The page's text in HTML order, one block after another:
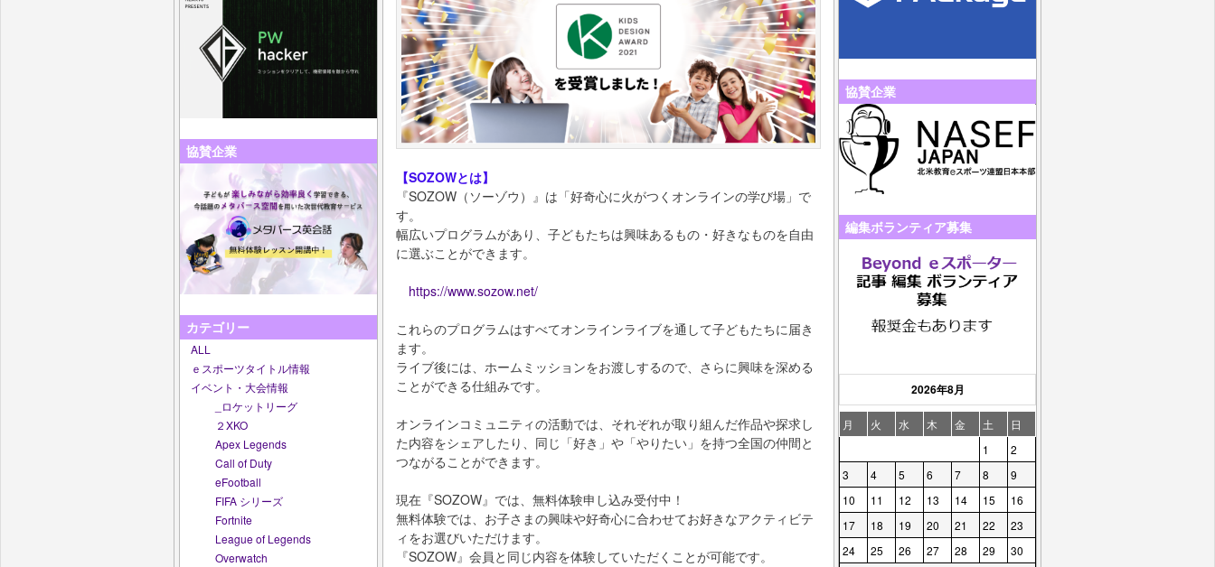
協賛企業
カテゴリー
ALL
ｅスポーツタイトル情報
イベント・大会情報
_ロケットリーグ
２XKO
Apex Legends
Call of Duty
eFootball
FIFA シリーズ
Fortnite
League of Legends
Overwatch
【SOZOWとは】
『SOZOW（ソーゾウ）』は「好奇心に火がつくオンラインの学び場」で
す。
幅広いプログラムがあり、子どもたちは興味あるもの・好きなものを自由
に選ぶことができます。
https://www.sozow.net/
これらのプログラムはすべてオンラインライブを通して子どもたちに届き
ます。
ライブ後には、ホームミッションをお渡しするので、さらに興味を深める
ことができる仕組みです。
オンラインコミュニティの活動では、それぞれが取り組んだ作品や探求し
た内容をシェアしたり、同じ「好き」や「やりたい」を持つ全国の仲間と
つながることができます。
現在『SOZOW』では、無料体験申し込み受付中！
無料体験では、お子さまの興味や好奇心に合わせてお好きなアクティビテ
ィをお選びいただけます。
『SOZOW』会員と同じ内容を体験していただくことが可能です。
協賛企業
編集ボランティア募集
2026年8月
月 火 水 木 金 土
日
1
2
3
4 5 6 7 8
9
10
11 12 13 14 15
16
17
18 19 20 21 22
23
24
25 26 27 28 29
30